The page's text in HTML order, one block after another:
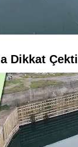
Dikkat Çekti